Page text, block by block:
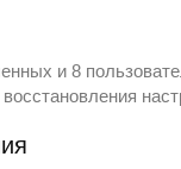
и 8